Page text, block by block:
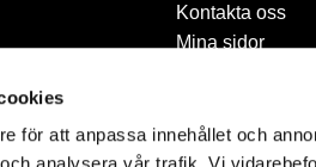
för att anpassa innehållet och
Kontakta oss
Mina sidor
cookies
Inspiration &